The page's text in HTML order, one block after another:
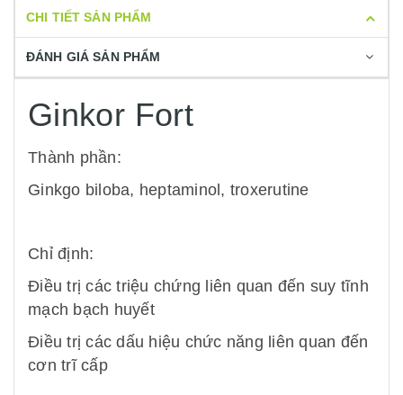
CHI TIẾT SẢN PHẨM
ĐÁNH GIÁ SẢN PHẨM
Ginkor Fort
Thành phần:
Ginkgo biloba, heptaminol, troxerutine
Chỉ định:
Điều trị các triệu chứng liên quan đến suy tĩnh
mạch bạch huyết
Điều trị các dấu hiệu chức năng liên quan đến
cơn trĩ cấp